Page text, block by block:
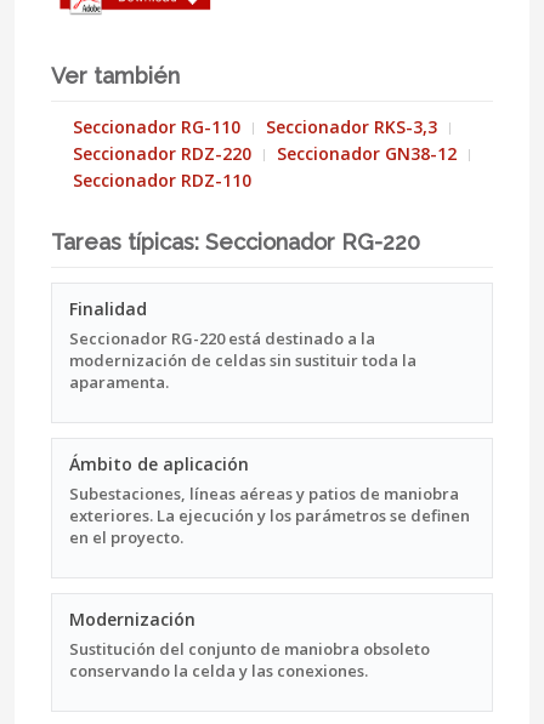
Ver también
Seccionador RG-110
Seccionador RKS-3,3
Seccionador RDZ-220
Seccionador GN38-12
Seccionador RDZ-110
Tareas típicas: Seccionador RG-220
Finalidad
Seccionador RG-220 está destinado a la
modernización de celdas sin sustituir toda la
aparamenta.
Ámbito de aplicación
Subestaciones, líneas aéreas y patios de maniobra
exteriores. La ejecución y los parámetros se definen
en el proyecto.
Modernización
Sustitución del conjunto de maniobra obsoleto
conservando la celda y las conexiones.